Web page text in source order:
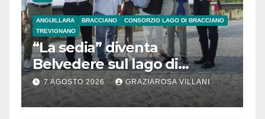
ANGUILLARA BRACCIANO
CONSORZIO LAGO DI BRACCIANO
TREVIGNANO
“La sedia” diventa
Belvedere sul lago di
Bracciano: ieri
l’inaugurazione
7 AGOSTO 2026 GRAZIAROSA VILLANI